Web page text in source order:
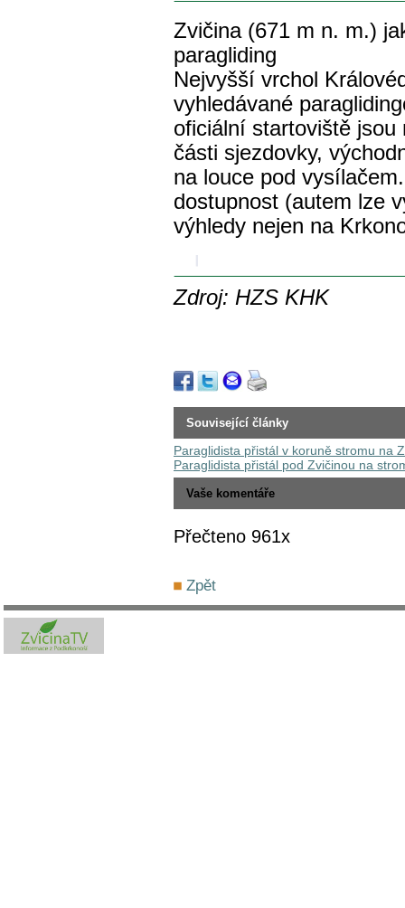
Zvičina (671 m n. m.)
paragliding
Nejvyšší vrchol
vyhledávané
oficiální startoviště
části sjezdovky,
na louce pod vysílačem.
dostupnost (autem lze
výhledy nejen na
1
9
5
Zdroj: HZS KHK
Související články
Paraglidista přistál v koruně stromu na
Paraglidista přistál pod Zvičinou na
Vaše komentáře
Přečteno 961x
Zpět